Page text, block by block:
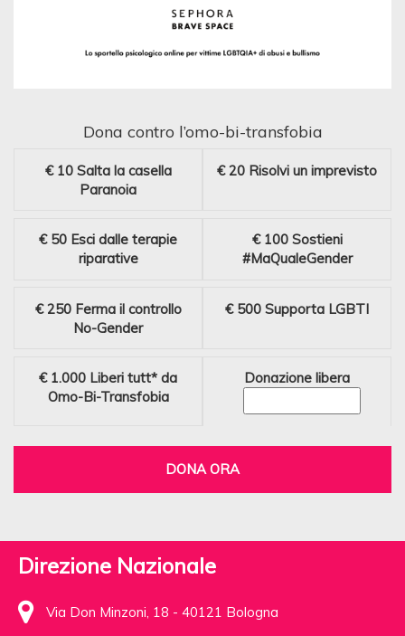
Dona contro l’omo-bi-transfobia
€ 10 Salta la casella
Paranoia
€ 20 Risolvi un imprevisto
€ 50 Esci dalle terapie
riparative
€ 100 Sostieni
#MaQualeGender
€ 250 Ferma il controllo
No-Gender
€ 500 Supporta LGBTI
€ 1.000 Liberi tutt* da
Omo-Bi-Transfobia
Donazione libera
DONA ORA
Direzione Nazionale
Via Don Minzoni, 18 - 40121 Bologna